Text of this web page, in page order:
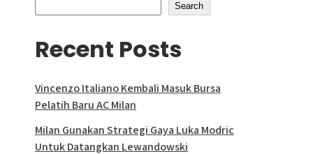
Search
Recent Posts
Vincenzo Italiano Kembali Masuk Bursa
Pelatih Baru AC Milan
Milan Gunakan Strategi Gaya Luka Modric
Untuk Datangkan Lewandowski